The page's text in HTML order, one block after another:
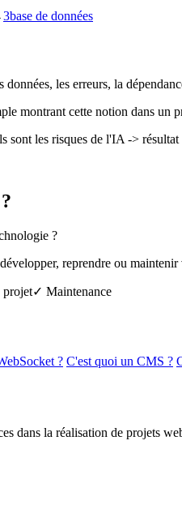
3base de données
les erreurs, la
montrant cette notion dans un
sont les risques de l'IA ->
?
reprendre ou
projet✓ Maintenance
? C'est quoi un CMS ?
dans la réalisation de projets